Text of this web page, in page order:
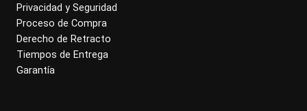
Privacidad y Seguridad
Proceso de Compra
Derecho de Retracto
Tiempos de Entrega
Garantía